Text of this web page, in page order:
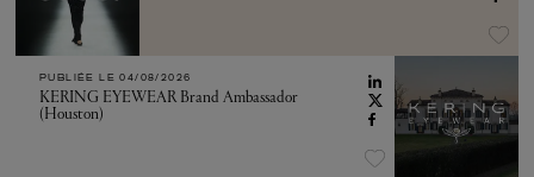
PUBLIÉE LE 04/08/2026
KERING EYEWEAR Brand Ambassador
(Houston)